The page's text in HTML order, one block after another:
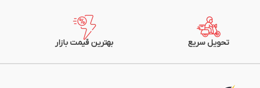
تحویل سریع بهترین قیمت بازار